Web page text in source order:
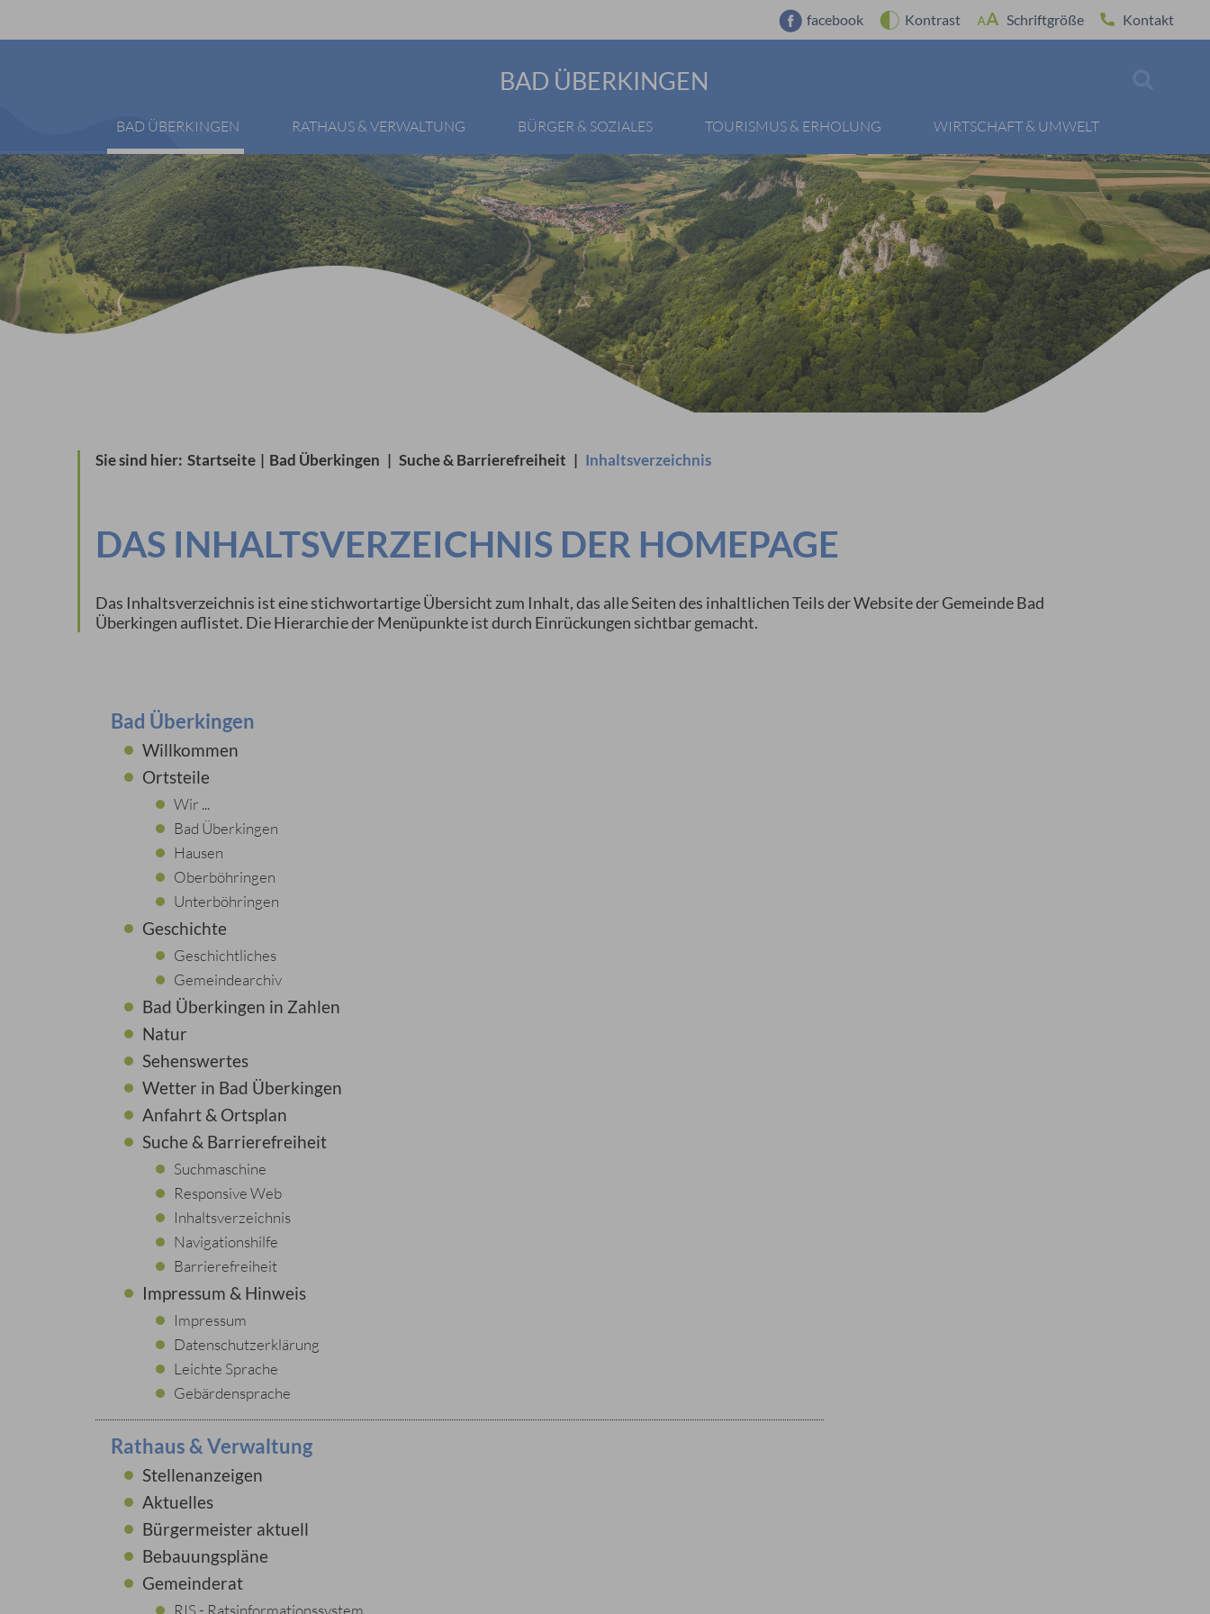
facebook Kontrast Schriftgröße Kontakt
BAD ÜBERKINGEN
BAD ÜBERKINGEN RATHAUS & VERWALTUNG BÜRGER & SOZIALES TOURISMUS & ERHOLUNG WIRTSCHAFT & UMWELT
Sie sind hier: Startseite | Bad Überkingen | Suche & Barrierefreiheit | Inhaltsverzeichnis
DAS INHALTSVERZEICHNIS DER HOMEPAGE
Das Inhaltsverzeichnis ist eine stichwortartige Übersicht zum Inhalt, das alle Seiten des inhaltlichen Teils der Website der Gemeinde Bad
Überkingen auflistet. Die Hierarchie der Menüpunkte ist durch Einrückungen sichtbar gemacht.
Bad Überkingen
Willkommen
Ortsteile
Wir ...
Bad Überkingen
Hausen
Oberböhringen
Unterböhringen
Geschichte
Geschichtliches
Gemeindearchiv
Bad Überkingen in Zahlen
Natur
Sehenswertes
Wetter in Bad Überkingen
Anfahrt & Ortsplan
Suche & Barrierefreiheit
Suchmaschine
Responsive Web
Inhaltsverzeichnis
Navigationshilfe
Barrierefreiheit
Impressum & Hinweis
Impressum
Datenschutzerklärung
Leichte Sprache
Gebärdensprache
Rathaus & Verwaltung
Stellenanzeigen
Aktuelles
Bürgermeister aktuell
Bebauungspläne
Gemeinderat
RIS - Ratsinformationssystem